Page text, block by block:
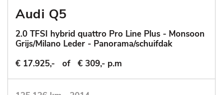
Audi Q5
2.0 TFSI hybrid quattro Pro Line Plus - Monsoon
Grijs/Milano Leder - Panorama/schuifdak
€ 17.925,-
of € 309,- p.m